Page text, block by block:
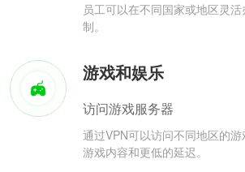
员工可以在不同国家或地区灵
制。
游戏和娱乐
访问游戏服务器
通过VPN可以访问不同地区的
游戏内容和更低的延迟。